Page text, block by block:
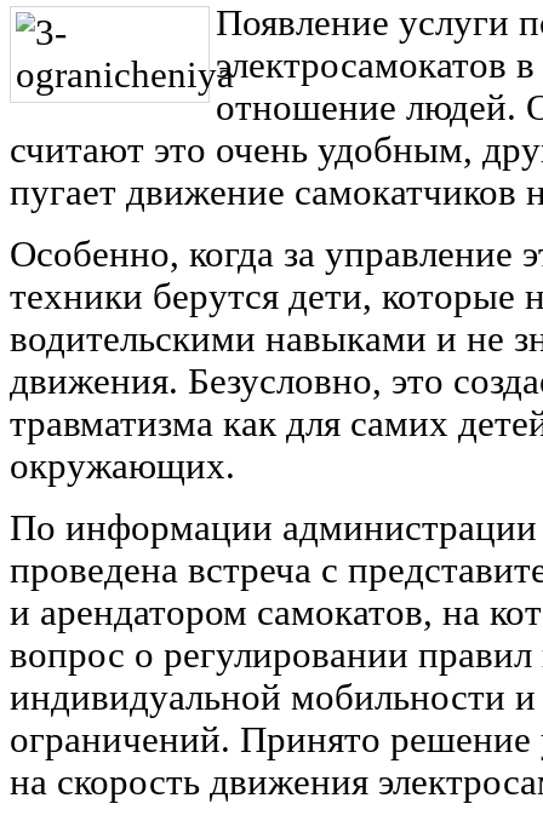
Появление услуги
электросамокатов
отношение людей.
считают это очень удобным,
пугает движение
Особенно, когда за управление
техники берутся дети, которые
водительскими навыками и не
движения. Безусловно, это
травматизма как для самих
окружающих.
По информации
проведена встреча с
и арендатором самокатов, на
вопрос о регулировании правил
индивидуальной мобильности
ограничений. Принято решение
на скорость движения